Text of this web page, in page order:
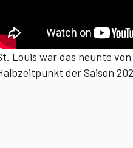
Louis war das neunte
der Saison